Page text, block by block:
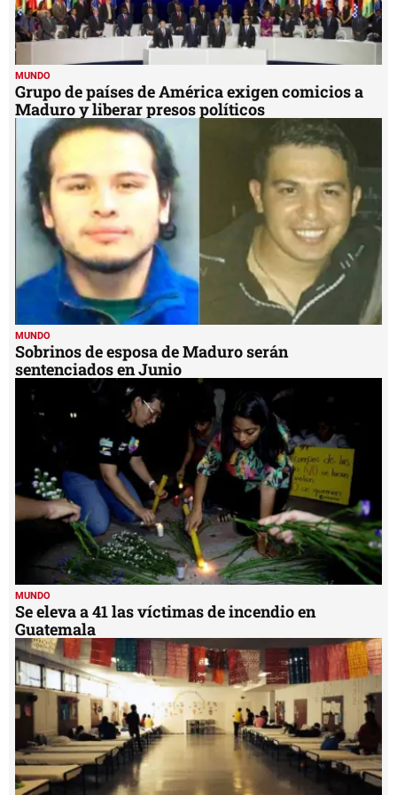
MUNDO
Grupo de países de América exigen comicios a
Maduro y liberar presos políticos
MUNDO
Sobrinos de esposa de Maduro serán
sentenciados en Junio
MUNDO
Se eleva a 41 las víctimas de incendio en
Guatemala